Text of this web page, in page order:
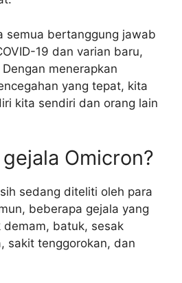
semua bertanggung jawab
19 dan varian baru,
menerapkan
yang tepat, kita
kita sendiri dan orang lain
Omicron?
sedang diteliti oleh para
beberapa gejala yang
batuk, sesak
sakit tenggorokan, dan